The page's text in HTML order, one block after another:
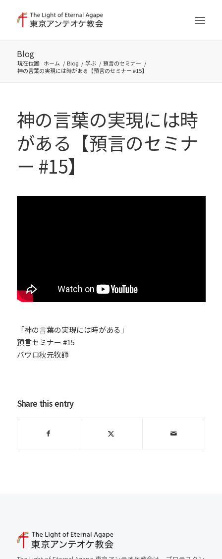
Blog
現在位置: ホーム / Blog / 学ぶ / 預言のセミナー /
神の言葉の実現には時がある【預言のセミナー #15】
神の言葉の実現には時
がある【預言のセミナ
ー #15】
「神の言葉の実現には時がある」
預言セミナー #15
パウロ秋元牧師
Share this entry